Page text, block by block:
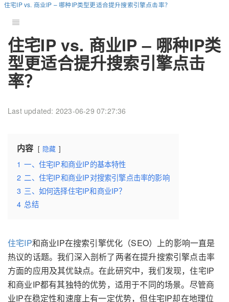
住宅IP vs. 商业IP – 哪种IP类型更适合提升搜索引擎点击率？
住宅IP vs. 商业IP – 哪种IP类
型更适合提升搜索引擎点击
率？
Last updated: 2023-06-29 07:27:36
内容 隐藏
1 一、住宅IP和商业IP的基本特性
2 二、住宅IP和商业IP对搜索引擎点击率的影响
3 三、如何选择住宅IP和商业IP？
4 总结
住宅IP和商业IP在搜索引擎优化（SEO）上的影响一直是
热议的话题。我们深入剖析了两者在提升搜索引擎点击率
方面的应用及其优缺点。在此研究中，我们发现，住宅IP
和商业IP都有其独特的优势，适用于不同的场景。尽管商
业IP在稳定性和速度上有一定优势，但住宅IP却在地理位